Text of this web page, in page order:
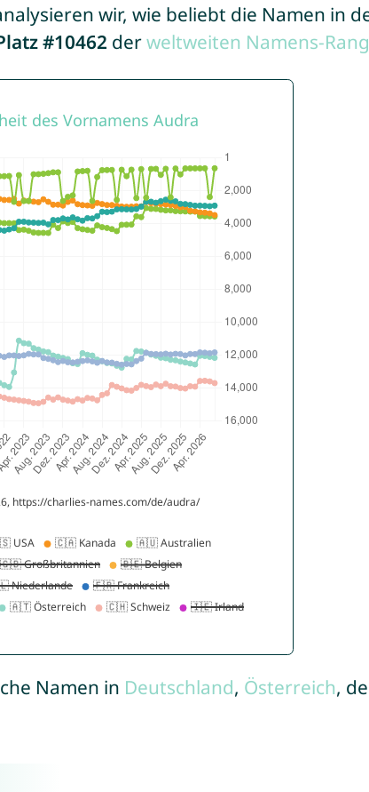
wir, wie beliebt die Namen in
#10462 derweltweiten Namens-
Namen in Deutschland, Österreich,